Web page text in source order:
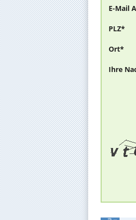
E-Mail
PLZ*
Ort*
Ihre